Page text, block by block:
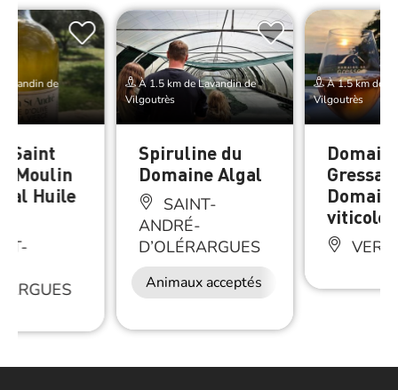
de
Saint
: Moulin
Huile
À 1.5 km de Lavandin de
Vilgoutrès
Spiruline du
Domaine Algal
SAINT-
ANDRÉ-
D’OLÉRARGUES
Animaux acceptés
À 1.5 km de
Vilgoutrès
Gressac
viticole